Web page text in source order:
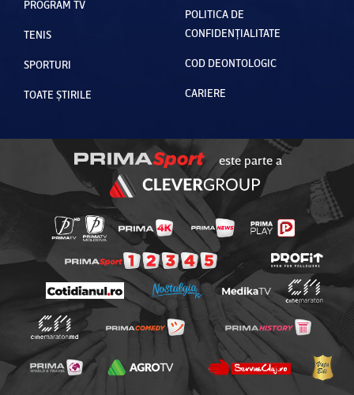
PROGRAM TV
TENIS
SPORTURI
TOATE ȘTIRILE
POLITICA DE
CONFIDENȚIALITATE
COD DEONTOLOGIC
CARIERE
este parte a